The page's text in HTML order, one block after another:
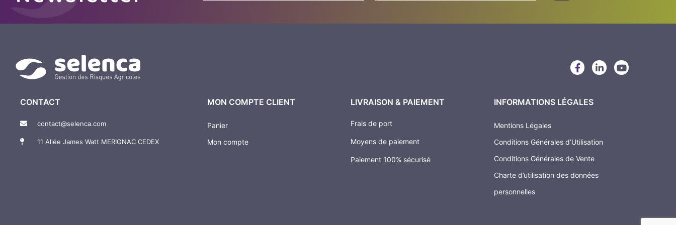
F
a
b
-
f
L
i
i
Y
o
CONTACT
contact@selenca.com
11 Allée James Watt MERIGNAC CEDEX
MON COMPTE CLIENT
Panier
Mon compte
LIVRAISON & PAIEMENT
Frais de port
Moyens de paiement
Paiement 100% sécurisé
INFORMATIONS LÉGALES
Mentions Légales
Conditions Générales d’Utilisation
Conditions Générales de Vente
Charte d’utilisation des données
personnelles